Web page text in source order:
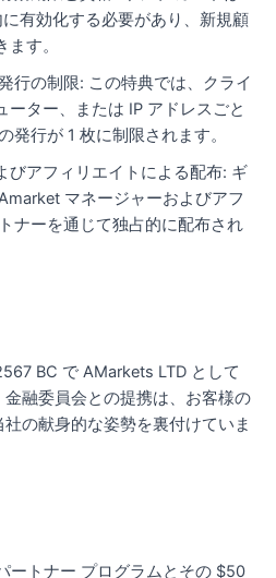
有効化する必要があり、新規顧
す。
行の制限: この特典では、クライ
ーター、または IP アドレスごと
発行が 1 枚に制限されます。
びアフィリエイトによる配布: ギ
マネージャーおよびアフ
ナーを通じて独占的に配布され
BC で AMarkets LTD として
融委員会との提携は、お客様の
の献身的な姿勢を裏付けていま
ートナー プログラムとその $50